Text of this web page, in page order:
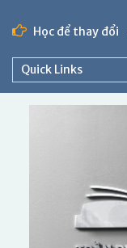
content
Học để thay đổi
Quick Links